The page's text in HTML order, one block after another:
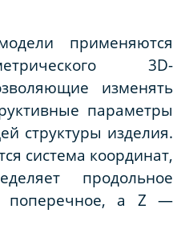
применяются
3D-
изменять
параметры
структуры изделия.
система координат,
продольное
поперечное, а Z —